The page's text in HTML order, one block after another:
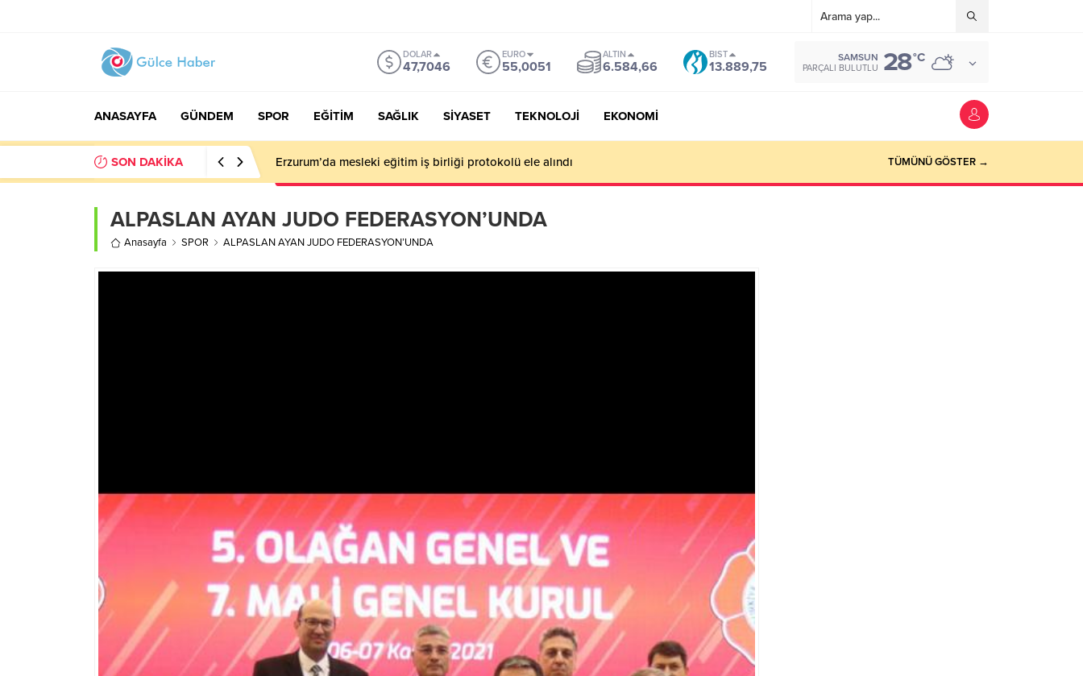
DOLAR
47,7046
EURO
55,0051
ALTIN
6.584,66
BIST
13.889,75
SAMSUN
PARÇALI BULUTLU 28°C
ANASAYFA GÜNDEM SPOR EĞİTİM SAĞLIK SİYASET TEKNOLOJİ EKONOMİ
SON DAKİKA Cumhurbaşkanı Erdoğan’dan savunma anlaşması değerlendirmesi TÜMÜNÜ GÖSTER →
ALPASLAN AYAN JUDO FEDERASYON’UNDA
Anasayfa SPOR ALPASLAN AYAN JUDO FEDERASYON’UNDA